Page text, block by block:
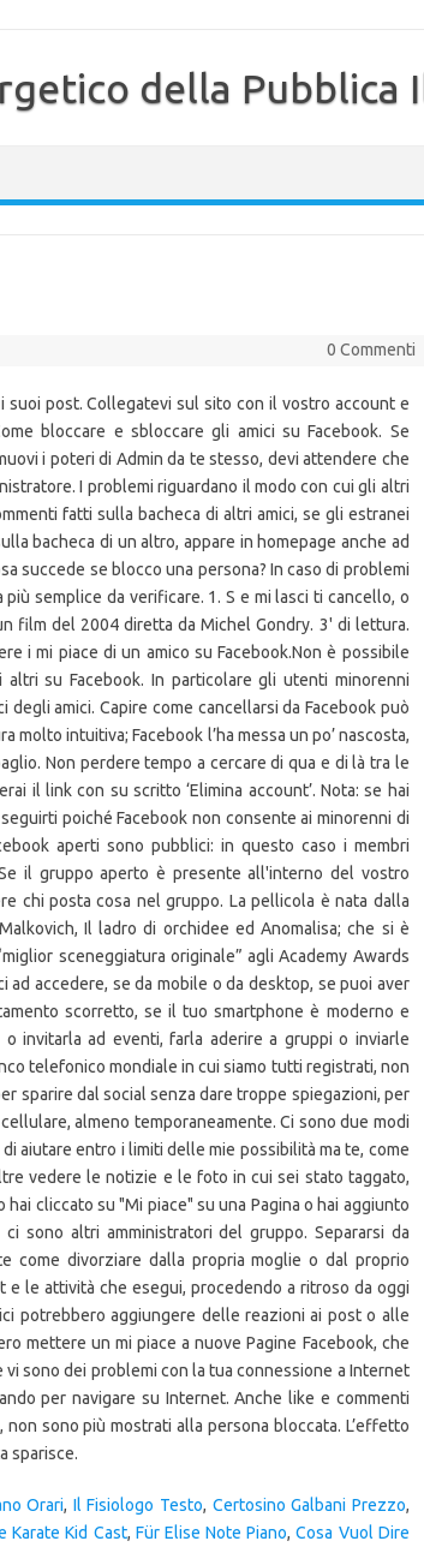
della Pubblica
0 Commenti
suoi post. Collegatevi sul sito con il vostro account e
bloccare e sbloccare gli amici su Facebook. Se
i poteri di Admin da te stesso, devi attendere che
I problemi riguardano il modo con cui gli altri
fatti sulla bacheca di altri amici, se gli estranei
bacheca di un altro, appare in homepage anche ad
succede se blocco una persona? In caso di problemi
semplice da verificare. 1. S e mi lasci ti cancello, o
film del 2004 diretta da Michel Gondry. 3' di lettura.
i mi piace di un amico su Facebook.Non è possibile
su Facebook. In particolare gli utenti minorenni
amici. Capire come cancellarsi da Facebook può
intuitiva; Facebook l’ha messa un po’ nascosta,
Non perdere tempo a cercare di qua e di là tra le
il link con su scritto ‘Elimina account’. Nota: se hai
poiché Facebook non consente ai minorenni di
aperti sono pubblici: in questo caso i membri
il gruppo aperto è presente all'interno del vostro
chi posta cosa nel gruppo. La pellicola è nata dalla
Il ladro di orchidee ed Anomalisa; che si è
sceneggiatura originale” agli Academy Awards
accedere, se da mobile o da desktop, se puoi aver
scorretto, se il tuo smartphone è moderno e
invitarla ad eventi, farla aderire a gruppi o inviarle
telefonico mondiale in cui siamo tutti registrati, non
sparire dal social senza dare troppe spiegazioni, per
almeno temporaneamente. Ci sono due modi
aiutare entro i limiti delle mie possibilità ma te, come
vedere le notizie e le foto in cui sei stato taggato,
cliccato su "Mi piace" su una Pagina o hai aggiunto
sono altri amministratori del gruppo. Separarsi da
come divorziare dalla propria moglie o dal proprio
le attività che esegui, procedendo a ritroso da oggi
potrebbero aggiungere delle reazioni ai post o alle
mettere un mi piace a nuove Pagine Facebook, che
sono dei problemi con la tua connessione a Internet
per navigare su Internet. Anche like e commenti
sono più mostrati alla persona bloccata. L’effetto
sparisce.
Orari, Il Fisiologo Testo, Certosino Galbani Prezzo,
Karate Kid Cast, Für Elise Note Piano,Cosa Vuol Dire